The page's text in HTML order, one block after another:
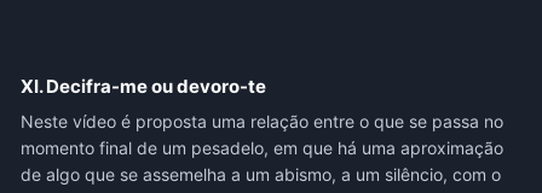
XI. Decifra-me ou devoro-te
Neste vídeo é proposta uma relação entre o que se passa no
momento final de um pesadelo, em que há uma aproximação
de algo que se assemelha a um abismo, a um silêncio, com o